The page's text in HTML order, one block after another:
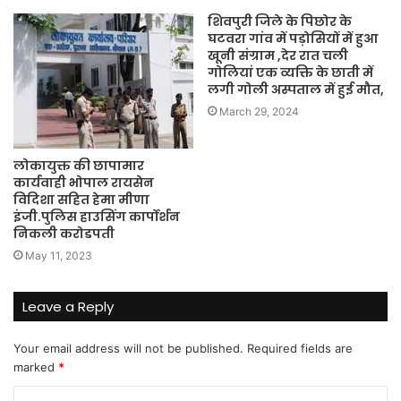
लोकायुक्त की छापामार
कार्यवाही भोपाल रायसेन
विदिशा सहित हेमा मीणा
इंजी.पुलिस हाउसिंग कार्पोर्शन
निकली करोडपती
May 11, 2023
शिवपुरी जिले के पिछोर के
घटवरा गांव में पड़ोसियों में हुआ
खूनी संग्राम ,देर रात चली
गोलियां एक व्यक्ति के छाती में
लगी गोली अस्पताल में हुई मौत,
March 29, 2024
Leave a Reply
Your email address will not be published. Required fields are
marked *